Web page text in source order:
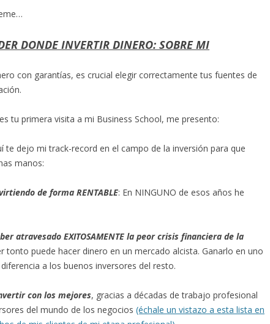
DONDE INVERTIR DINERO: SOBRE MI
con garantías, es crucial elegir correctamente tus fuentes de
tu primera visita a mi Business School, me presento:
te dejo mi track-record en el campo de la inversión para que
manos:
de forma RENTABLE: En NINGUNO de esos años he
atravesado EXITOSAMENTE la peor crisis financiera de la
tonto puede hacer dinero en un mercado alcista. Ganarlo en uno
a los buenos inversores del resto.
con los mejores, gracias a décadas de trabajo profesional
del mundo de los negocios (échale un vistazo a esta lista en